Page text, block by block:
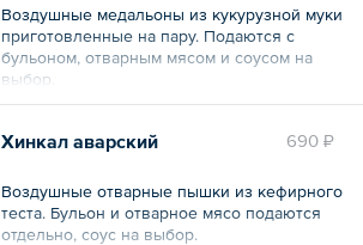
Воздушные медальоны из кукурузной муки
приготовленные на пару. Подаются с
бульоном, отварным мясом и соусом на
выбор.
690 ₽
Хинкал аварский
Воздушные отварные пышки из кефирного
теста. Бульон и отварное мясо подаются
отдельно, соус на выбор.